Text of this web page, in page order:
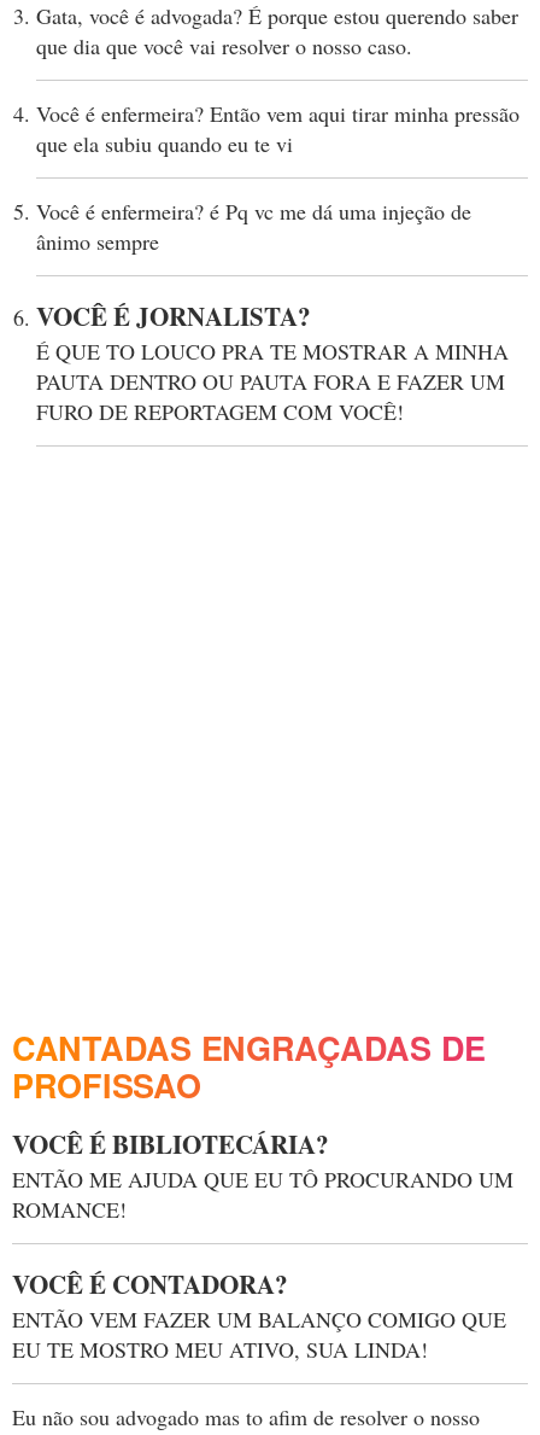
Gata, você é advogada? É porque estou querendo saber
que dia que você vai resolver o nosso caso.
Você é enfermeira? Então vem aqui tirar minha pressão
que ela subiu quando eu te vi
Você é enfermeira? é Pq vc me dá uma injeção de
ânimo sempre
VOCÊ É JORNALISTA?
É QUE TO LOUCO PRA TE MOSTRAR A MINHA
PAUTA DENTRO OU PAUTA FORA E FAZER UM
FURO DE REPORTAGEM COM VOCÊ!
CANTADAS ENGRAÇADAS DE
PROFISSAO
VOCÊ É BIBLIOTECÁRIA?
ENTÃO ME AJUDA QUE EU TÔ PROCURANDO UM
ROMANCE!
VOCÊ É CONTADORA?
ENTÃO VEM FAZER UM BALANÇO COMIGO QUE
EU TE MOSTRO MEU ATIVO, SUA LINDA!
Eu não sou advogado mas to afim de resolver o nosso